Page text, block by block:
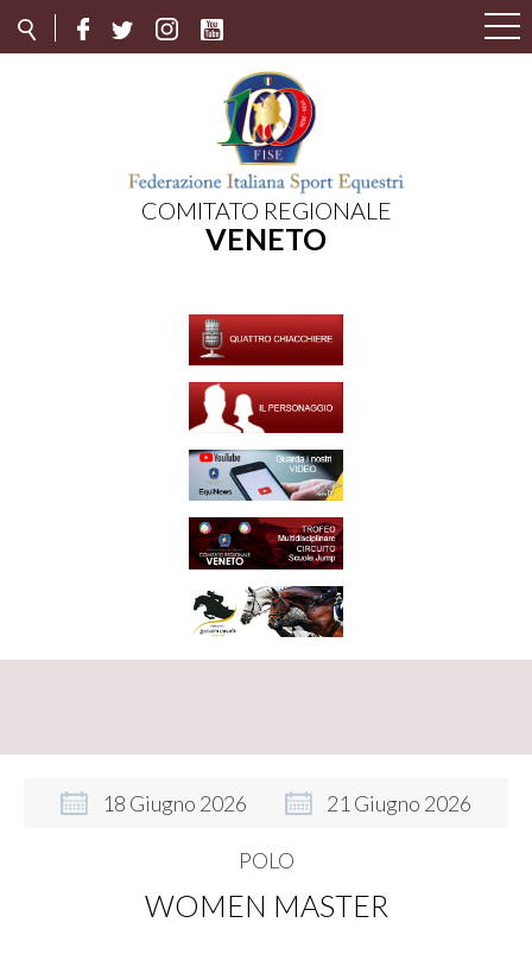
COMITATO REGIONALE
VENETO
18 Giugno 2026 21 Giugno 2026
WOMEN MASTER
POLO